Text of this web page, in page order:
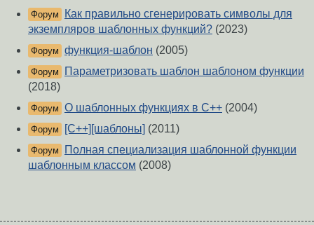
Форум
Как правильно сгенерировать символы для
экземпляров шаблонных функций? (2023)
Форум функция-шаблон (2005)
Форум
Параметризовать шаблон шаблоном функции
(2018)
Форум О шаблонных функциях в C++ (2004)
Форум [C++][шаблоны] (2011)
Форум
Полная специализация шаблонной функции
шаблонным классом (2008)